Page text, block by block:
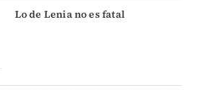
Lo de Lenia no es fatal